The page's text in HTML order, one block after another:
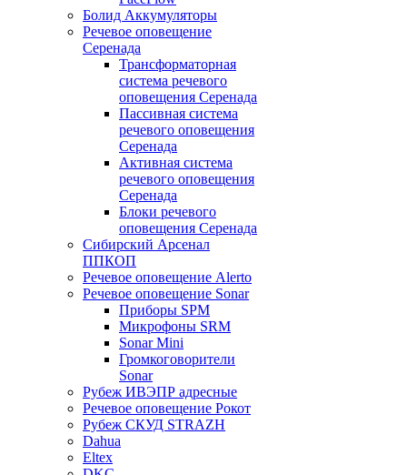
Болид Аккумуляторы
Речевое оповещение
Серенада
Трансформаторная
система речевого
оповещения Серенада
Пассивная система
речевого оповещения
Серенада
Активная система
речевого оповещения
Серенада
Блоки речевого
оповещения Серенада
Сибирский Арсенал
ППКОП
Речевое оповещение Alerto
Речевое оповещение Sonar
Приборы SPM
Микрофоны SRM
Sonar Mini
Громкоговорители
Sonar
Рубеж ИВЭПР адресные
Речевое оповещение Рокот
Рубеж СКУД STRAZH
Dahua
Eltex